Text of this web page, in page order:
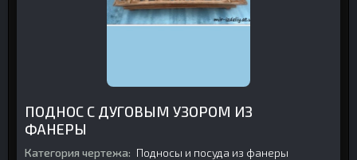
ПОДНОС С ДУГОВЫМ УЗОРОМ ИЗ
ФАНЕРЫ
Категория чертежа: Подносы и посуда из фанеры